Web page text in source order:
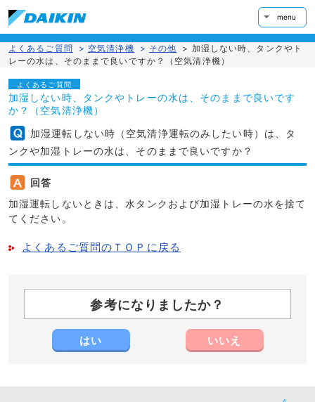
menu
よくあるご質問 > 空気清浄機 > その他 > 加湿しない時、タンクやト
レーの水は、そのままで良いですか？（空気清浄機）
よくあるご質問
加湿しない時、タンクやトレーの水は、そのままで良いです
か？（空気清浄機）
加湿運転しない時（空気清浄運転のみしたい時）は、タ
ンクや加湿トレーの水は、そのままで良いですか？
回答
加湿運転しないときは、水タンクおよび加湿トレーの水を捨て
てください。
よくあるご質問のＴＯＰに戻る
参考になりましたか？
はい いいえ